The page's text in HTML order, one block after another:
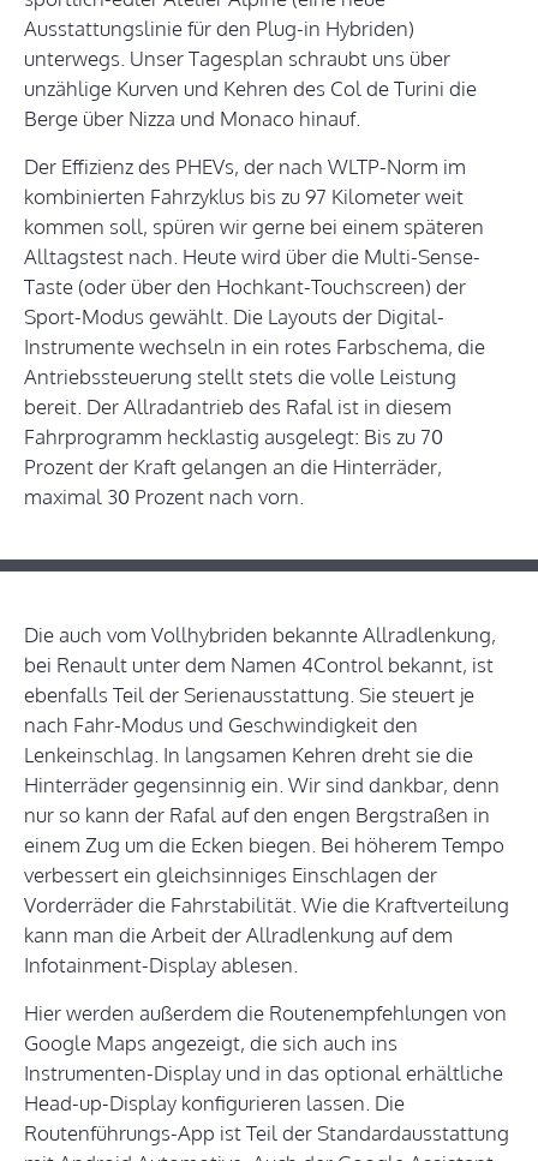
Ausstattungslinie für den Plug-in Hybriden)
unterwegs. Unser Tagesplan schraubt uns über
unzählige Kurven und Kehren des Col de Turini die
Berge über Nizza und Monaco hinauf.
Der Effizienz des PHEVs, der nach WLTP-Norm im
kombinierten Fahrzyklus bis zu 97 Kilometer weit
kommen soll, spüren wir gerne bei einem späteren
Alltagstest nach. Heute wird über die Multi-Sense-
Taste (oder über den Hochkant-Touchscreen) der
Sport-Modus gewählt. Die Layouts der Digital-
Instrumente wechseln in ein rotes Farbschema, die
Antriebssteuerung stellt stets die volle Leistung
bereit. Der Allradantrieb des Rafal ist in diesem
Fahrprogramm hecklastig ausgelegt: Bis zu 70
Prozent der Kraft gelangen an die Hinterräder,
maximal 30 Prozent nach vorn.
Die auch vom Vollhybriden bekannte Allradlenkung,
bei Renault unter dem Namen 4Control bekannt, ist
ebenfalls Teil der Serienausstattung. Sie steuert je
nach Fahr-Modus und Geschwindigkeit den
Lenkeinschlag. In langsamen Kehren dreht sie die
Hinterräder gegensinnig ein. Wir sind dankbar, denn
nur so kann der Rafal auf den engen Bergstraßen in
einem Zug um die Ecken biegen. Bei höherem Tempo
verbessert ein gleichsinniges Einschlagen der
Vorderräder die Fahrstabilität. Wie die Kraftverteilung
kann man die Arbeit der Allradlenkung auf dem
Infotainment-Display ablesen.
Hier werden außerdem die Routenempfehlungen von
Google Maps angezeigt, die sich auch ins
Instrumenten-Display und in das optional erhältliche
Head-up-Display konfigurieren lassen. Die
Routenführungs-App ist Teil der Standardausstattung